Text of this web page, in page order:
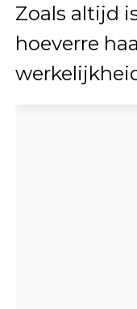
Zoals altijd
hoeverre